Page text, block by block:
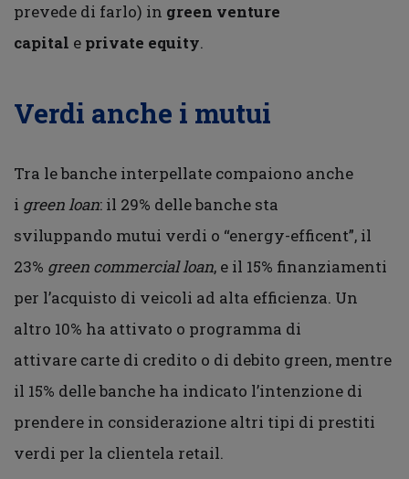
prevede di farlo) in green venture
capital e private equity.
Verdi anche i mutui
Tra le banche interpellate compaiono anche
i green loan: il 29% delle banche sta
sviluppando mutui verdi o “energy-efficent”, il
23% green commercial loan, e il 15% finanziamenti
per l’acquisto di veicoli ad alta efficienza. Un
altro 10% ha attivato o programma di
attivare carte di credito o di debito green, mentre
il 15% delle banche ha indicato l’intenzione di
prendere in considerazione altri tipi di prestiti
verdi per la clientela retail.